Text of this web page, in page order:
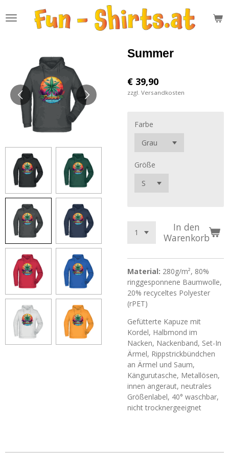
Hauptinhalt
Summer
€ 39,90
zzgl. Versandkosten
Farbe
Größe
In den
Warenkorb
Material: 280g/m², 80%
ringgesponnene Baumwolle,
20% recyceltes Polyester
(rPET)
Gefütterte Kapuze mit
Kordel, Halbmond im
Nacken, Nackenband, Set-In
Ärmel, Rippstrickbündchen
an Ärmel und Saum,
Kängurutasche, Metallösen,
innen angeraut, neutrales
Größenlabel, 40° waschbar,
nicht trocknergeeignet